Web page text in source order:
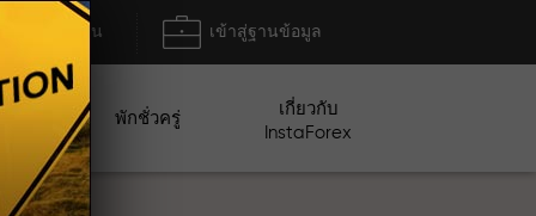
ฝาก/ถอน เข้าสู่ฐานข้อมูล
พักชั่วครู่
เกี่ยวกับ
InstaForex